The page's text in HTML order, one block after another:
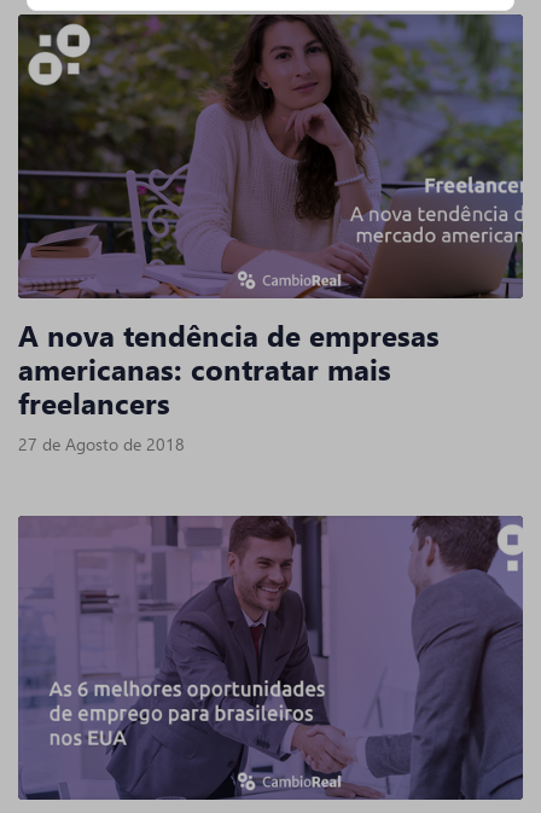
A nova tendência de empresas
americanas: contratar mais
freelancers
27 de Agosto de 2018